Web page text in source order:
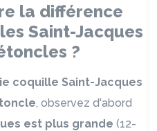
la différence
Saint-Jacques
?
coquille Saint-Jacques
, observez d'abord
est plus grande (12-